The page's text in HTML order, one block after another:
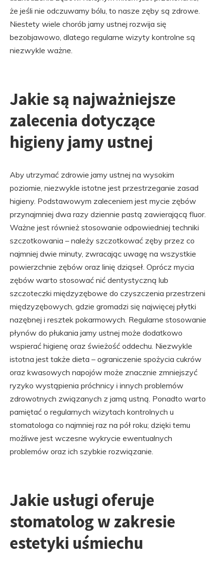
że jeśli nie odczuwamy bólu, to nasze zęby są zdrowe.
Niestety wiele chorób jamy ustnej rozwija się
bezobjawowo, dlatego regularne wizyty kontrolne są
niezwykle ważne.
Jakie są najważniejsze
zalecenia dotyczące
higieny jamy ustnej
Aby utrzymać zdrowie jamy ustnej na wysokim
poziomie, niezwykle istotne jest przestrzeganie zasad
higieny. Podstawowym zaleceniem jest mycie zębów
przynajmniej dwa razy dziennie pastą zawierającą fluor.
Ważne jest również stosowanie odpowiedniej techniki
szczotkowania – należy szczotkować zęby przez co
najmniej dwie minuty, zwracając uwagę na wszystkie
powierzchnie zębów oraz linię dziąseł. Oprócz mycia
zębów warto stosować nić dentystyczną lub
szczoteczki międzyzębowe do czyszczenia przestrzeni
międzyzębowych, gdzie gromadzi się najwięcej płytki
nazębnej i resztek pokarmowych. Regularne stosowanie
płynów do płukania jamy ustnej może dodatkowo
wspierać higienę oraz świeżość oddechu. Niezwykle
istotna jest także dieta – ograniczenie spożycia cukrów
oraz kwasowych napojów może znacznie zmniejszyć
ryzyko wystąpienia próchnicy i innych problemów
zdrowotnych związanych z jamą ustną. Ponadto warto
pamiętać o regularnych wizytach kontrolnych u
stomatologa co najmniej raz na pół roku; dzięki temu
możliwe jest wczesne wykrycie ewentualnych
problemów oraz ich szybkie rozwiązanie.
Jakie usługi oferuje
stomatolog w zakresie
estetyki uśmiechu